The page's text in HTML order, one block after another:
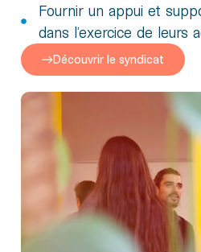
Fournir un appui et
dans l’exercice de leurs
Découvrir le syndicat